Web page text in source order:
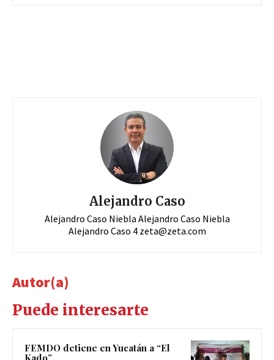
Alejandro Caso
Alejandro Caso Niebla Alejandro Caso Niebla
Alejandro Caso 4 zeta@zeta.com
Autor(a)
Puede interesarte
FEMDO detiene en Yucatán a “El